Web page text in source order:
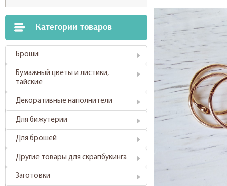
Категории товаров
Броши
Бумажный цветы и листики,
тайские
Декоративные наполнители
Для бижутерии
Для брошей
Другие товары для скрапбукинга
Заготовки